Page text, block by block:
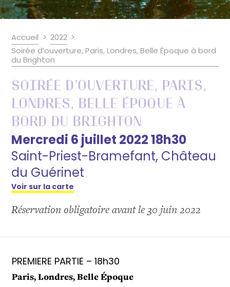
Accueil
2022
Soirée d’ouverture, Paris, Londres, Belle Époque à bord
du Brighton
Soirée d’ouverture, Paris,
Londres, Belle Époque à
bord du Brighton
Mercredi 6 juillet 2022 18h30
Saint-Priest-Bramefant, Château
du Guérinet
Voir sur la carte
Réservation obligatoire avant le 30 juin 2022
PREMIERE PARTIE – 18h30
Paris, Londres, Belle Époque